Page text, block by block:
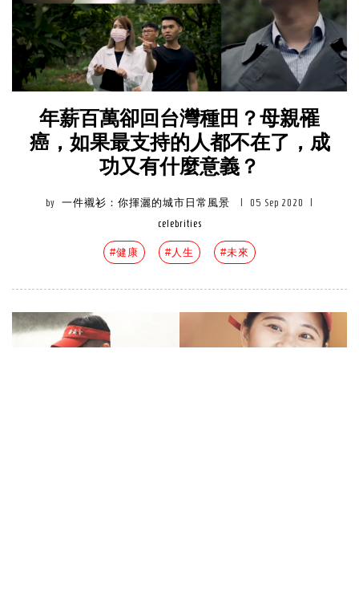
年薪百萬卻回台灣種田？母親罹
癌，如果最支持的人都不在了，成
功又有什麼意義？
by 一件襯衫：你揮灑的城市日常風景 05 Sep 2020
celebrities
#健康 #人生 #未來